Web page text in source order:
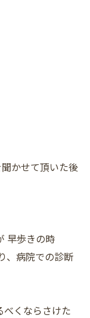
かせて頂いた後
早歩きの時
、病院での診断
べくならさけた